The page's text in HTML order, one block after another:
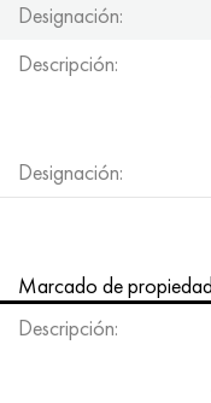
Designación:
Descripción:
Designación:
Marcado de
Descripción: